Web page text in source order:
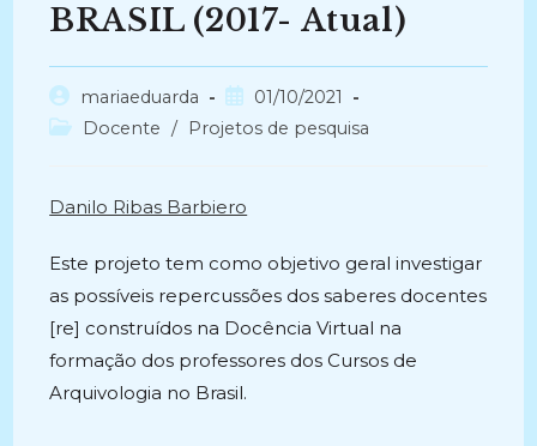
BRASIL (2017- Atual)
Autor
do
mariaeduarda
Post
publicado:
01/10/2021
Categoria
Docente / Projetos de pesquisa
Danilo Ribas Barbiero
Este projeto tem como objetivo geral investigar
as possíveis repercussões dos saberes docentes
[re] construídos na Docência Virtual na
formação dos professores dos Cursos de
Arquivologia no Brasil.